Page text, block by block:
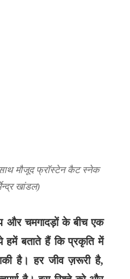
मौजूद फ्रॉस्टेन कैट स्नेक
खांडल)
और चमगादड़ों के बीच एक
हमें बताते हैं कि प्रकृति में
है। हर जीव ज़रूरी है,